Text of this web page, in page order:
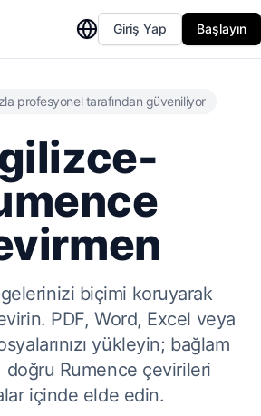
Giriş Yap Başlayın
profesyonel tarafından güveniliyor
biçimi koruyarak
PDF, Word, Excel veya
yükleyin; bağlam
doğru Rumence çevirileri
içinde elde edin.